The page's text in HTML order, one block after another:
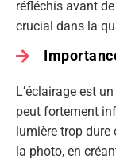
réfléchis avant
crucial dans la
L’éclairage est
peut fortement
lumière trop
la photo, en